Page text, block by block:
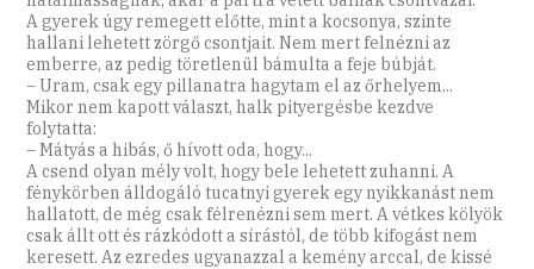
A gyerek úgy remegett előtte, mint a kocsonya, szinte
hallani lehetett zörgő csontjait. Nem mert felnézni az
emberre, az pedig töretlenül bámulta a feje búbját.
– Uram, csak egy pillanatra hagytam el az őrhelyem...
Mikor nem kapott választ, halk pityergésbe kezdve
folytatta:
– Mátyás a hibás, ő hívott oda, hogy...
A csend olyan mély volt, hogy bele lehetett zuhanni. A
fénykörben álldogáló tucatnyi gyerek egy nyikkanást nem
hallatott, de még csak félrenézni sem mert. A vétkes kölyök
csak állt ott és rázkódott a sírástól, de több kifogást nem
keresett. Az ezredes ugyanazzal a kemény arccal, de kissé